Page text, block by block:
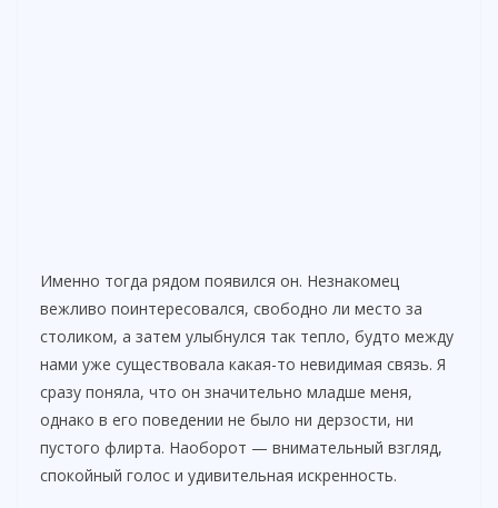
Именно тогда рядом появился он. Незнакомец
вежливо поинтересовался, свободно ли место за
столиком, а затем улыбнулся так тепло, будто между
нами уже существовала какая-то невидимая связь. Я
сразу поняла, что он значительно младше меня,
однако в его поведении не было ни дерзости, ни
пустого флирта. Наоборот — внимательный взгляд,
спокойный голос и удивительная искренность.